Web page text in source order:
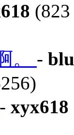
。 -
- xyx618